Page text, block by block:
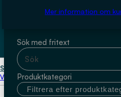
Mer information om
Start
Välj kundtyp
Sök & filtrera
Sök med fritext
Produktkategori